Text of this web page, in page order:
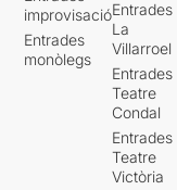
improvisació
Entrades
monòlegs
Entrades
La
Villarroel
Entrades
Teatre
Condal
Entrades
Teatre
Victòria